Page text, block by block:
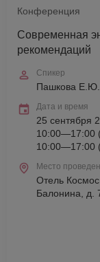
Конференция
Современная
рекомендаций
Спикер
Пашкова Е.Ю.
Дата и время
25 сентября
10:00—17:00
10:00—17:00
Место
Отель Космос
Балонина, д.